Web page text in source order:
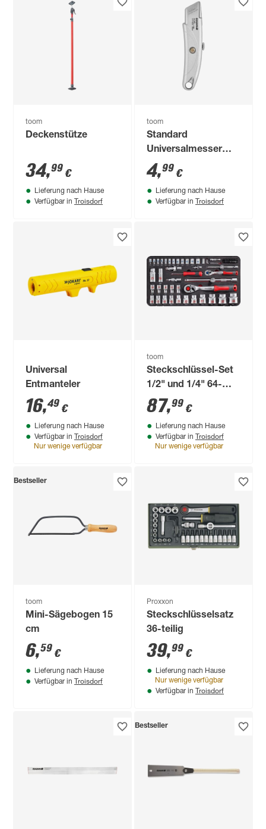
toom
Deckenstütze
34,99 €
Lieferung nach Hause
Verfügbar in Troisdorf
toom
Standard
Universalmesser
einziehbar
4,99 €
Lieferung nach Hause
Verfügbar in Troisdorf
Universal
Entmanteler
16,49 €
Lieferung nach Hause
Verfügbar in Troisdorf
Nur wenige verfügbar
toom
Steckschlüssel-Set
1/2" und 1/4" 64-
teilig
87,99 €
Lieferung nach Hause
Verfügbar in Troisdorf
Nur wenige verfügbar
Bestseller
toom
Mini-Sägebogen 15
cm
6,59 €
Lieferung nach Hause
Verfügbar in Troisdorf
Proxxon
Steckschlüsselsatz
36-teilig
39,99 €
Lieferung nach Hause
Nur wenige verfügbar
Verfügbar in Troisdorf
Bestseller